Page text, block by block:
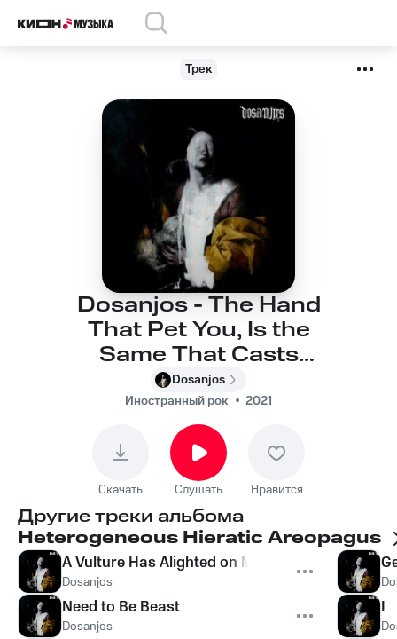
Трек
Dosanjos - The Hand
That Pet You, Is the
Same That Casts
Stone
Dosanjos
Иностранный рок
2021
Скачать Слушать Нравится
Другие треки альбома
Heterogeneous Hieratic Areopagus
A Vulture Has Alighted on My Fate
Dosanjos
Need to Be Beast
Dosanjos
I